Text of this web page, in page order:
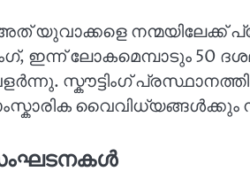
നന്മയിലേക്ക്
ഇന്ന് ലോകമെമ്പാടും 50
സ്കൗട്ടിംഗ്
വൈവിധ്യങ്ങൾക്കും
സംഘടനകൾ